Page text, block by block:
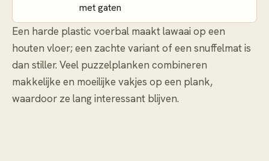
met gaten
Een harde plastic voerbal maakt lawaai op een
houten vloer; een zachte variant of een snuffelmat is
dan stiller. Veel puzzelplanken combineren
makkelijke en moeilijke vakjes op een plank,
waardoor ze lang interessant blijven.